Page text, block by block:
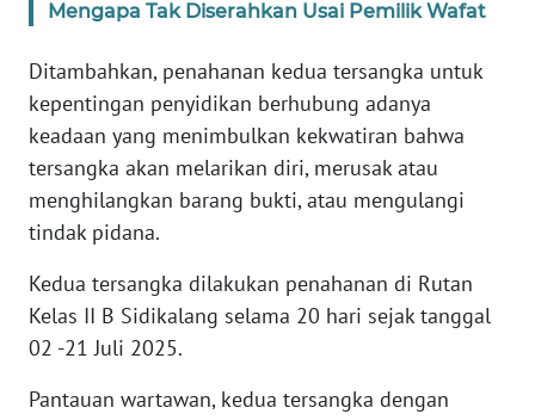
Mengapa Tak Diserahkan Usai Pemilik Wafat
Ditambahkan, penahanan kedua tersangka untuk
kepentingan penyidikan berhubung adanya
keadaan yang menimbulkan kekwatiran bahwa
tersangka akan melarikan diri, merusak atau
menghilangkan barang bukti, atau mengulangi
tindak pidana.
Kedua tersangka dilakukan penahanan di Rutan
Kelas II B Sidikalang selama 20 hari sejak tanggal
02 -21 Juli 2025.
Pantauan wartawan, kedua tersangka dengan
WN
WN
SUMBAR
WN
SUMSEL
WN
BENGKULU
LAMPUNG